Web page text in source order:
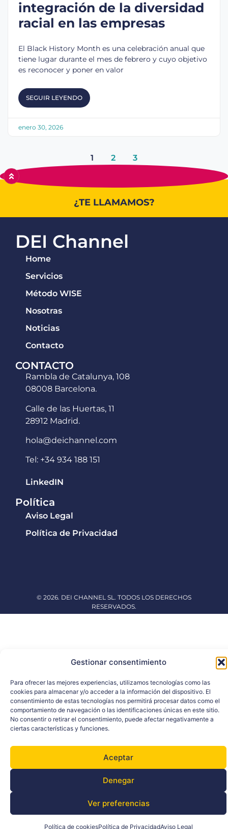
Gestionar consentimiento
Para ofrecer las mejores experiencias, utilizamos tecnologías como las
cookies para almacenar y/o acceder a la información del dispositivo. El
consentimiento de estas tecnologías nos permitirá procesar datos como el
comportamiento de navegación o las identificaciones únicas en este sitio.
No consentir o retirar el consentimiento, puede afectar negativamente a
ciertas características y funciones.
Aceptar
Denegar
Ver preferencias
Política de cookiesPolítica de PrivacidadAviso Legal
integración de la diversidad
racial en las empresas
El Black History Month es una celebración anual que
tiene lugar durante el mes de febrero y cuyo objetivo
es reconocer y poner en valor
SEGUIR LEYENDO
enero 30, 2026
1 2 3
¿TE LLAMAMOS?
DEI Channel
Home
Servicios
Método WISE
Nosotras
Noticias
Contacto
CONTACTO
Rambla de Catalunya, 108
08008 Barcelona.
Calle de las Huertas, 11
28912 Madrid.
hola@deichannel.com
Tel: +34 934 188 151
LinkedIN
Política
Aviso Legal
Política de Privacidad
© 2026. DEI CHANNEL SL. TODOS LOS DERECHOS
RESERVADOS.
Español